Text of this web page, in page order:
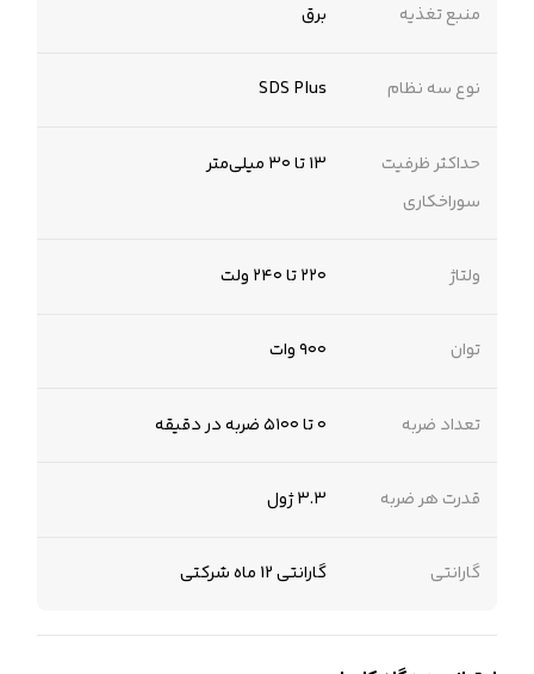
منبع تغذیه برق
نوع سه نظام SDS Plus
حداکثر ظرفیت
سوراخکاری
۱۳ تا ۳۰ میلی‌متر
ولتاژ ۲۲۰ تا ۲۴۰ ولت
توان ۹۰۰ وات
تعداد ضربه ۰ تا ۵۱۰۰ ضربه در دقیقه
قدرت هر ضربه ۳.۳ ژول
گارانتی گارانتی 12 ماه شرکتی